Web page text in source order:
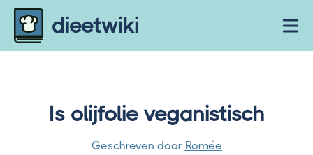
Skip to content
dieetwiki
Is olijfolie veganistisch
Geschreven door Romée